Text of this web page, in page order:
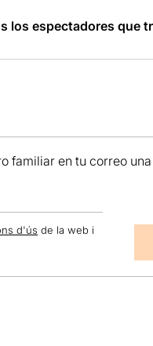
los espectadores que
familiar en tu correo
d'ús de la web i